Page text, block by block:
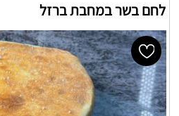
לחם בשר במחבת ברזל